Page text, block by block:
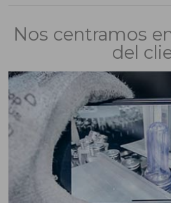
Nos centramos
del